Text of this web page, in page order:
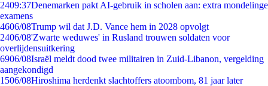
2409:37Denemarken pakt AI-gebruik in scholen aan: extra mondelinge
examens
4606/08Trump wil dat J.D. Vance hem in 2028 opvolgt
2406/08'Zwarte weduwes' in Rusland trouwen soldaten voor
overlijdensuitkering
6906/08Israël meldt dood twee militairen in Zuid-Libanon, vergelding
aangekondigd
1506/08Hiroshima herdenkt slachtoffers atoombom, 81 jaar later